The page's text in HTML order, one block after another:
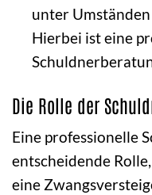
unter
Hierbei ist eine
Die Rolle der
Eine professionelle
entscheidende
eine